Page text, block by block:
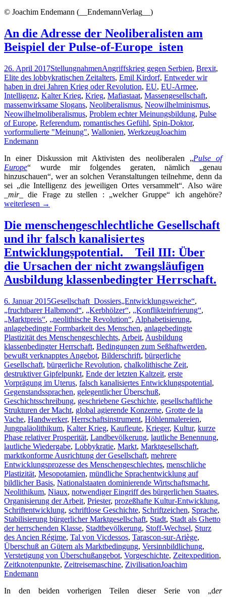
© Joachim Endemann (__EndemannVerlag__)
An die Adresse der Neoliberalisten am
Beispiel der Pulse-of-Europe_isten
26. April 2017StellungnahmenAngriffskrieg gegen Serbien, Brexit,
Elite des lobbykratischen Zeitalters, Emil Kirdorf, Entweder wir
haben in drei Jahren Krieg oder Revolution, EU, EU-Armee,
Intelligenz, Kalter Krieg, Krieg, Mafiastaat, Massengesellschaft,
massenwirksame Slogans, Neoliberalismus, Neowilhelminismus,
Neowilhelmoliberalismus, Problem echter Meinungsbildung, Pulse
of Europe, Referendum, romantisches Gefühl, Spin-Doktor,
vorformulierte "Meinung", Wallonien, WerkzeugJoachim
Endemann
In einer Diskussion mit Aktivisten des neoliberalen „Pulse of
Europe“ wurde mir folgendes geraten, nämlich „genau
hinzuschauen“, wer an solchen Veranstaltungen teilnehme, denn da
sei „die Intelligenz des jeweiligen Ortes versammelt“. Also wäre
mir_ die Frage zu stellen : „welcher Gruppe“ ich angehöre?
weiterlesen →
Die menschengeschlechtliche Gesellschaft
und ihr falsch kanalisiertes
Entwicklungspotential. _ Teil III: Über
die Ursachen der nicht zwangsläufigen
Ausbildung klassenbedingter Herrschaft.
6. Januar 2015Gesellschaft_Dossiers„Entwicklungsweiche“,
„fruchtbarer Halbmond“, „Kerbhölzer“, „Konflikteinfrierung“,
„Marktpreis“, „neolithische Revolution“, Alphabetisierung,
anlagebedingte Formbarkeit des Menschen, anlagebedingte
Plastizität des Menschengeschlechts, Arbeit, Ausbildung
klassenbedingter Herrschaft, Bedingungen zum Seßhaftwerden,
bewußt verknapptes Angebot, Bilderschrift, bürgerliche
Gesellschaft, bürgerliche Revolution, chalkolithische Zeit,
destruktiver Gipfelpunkt, Ende der letzten Kaltzeit, erste
Vorprägung im Uterus, falsch kanalisiertes Entwicklungspotential,
Gegenstandssprachen, gelegentlicher Überschuß,
Geschichtsschreibung, geschriebene Geschichte, gesellschaftliche
Strukturen der Macht, global agierende Konzerne, Grotte de la
Vache, Handwerker, Herrschaftsinstrument, Höhlenmalereien,
Jungpaläolithikum, Kalter Krieg, Kaufleute, Krieger, Kultur, kurze
Phase relativer Prosperität, Landbevölkerung, lautliche Benennung,
lautliche Wiedergabe, Lobbykratie, Markt, Marktgesellschaft,
marktkonforme Ausrichtung der Gesellschaft, mehrere
Entwicklungsprozesse des Menschengeschlechtes, menschliche
Plastizität, Mesopotamien, mündliche Sprachentwicklung auf
bildlicher Basis, Nationalstaaten dominierende Wirtschaftsmacht,
Neolithikum, Niaux, notwendiger Eingriff des bürgerlichen Staates,
Organisierung der Arbeit, Priester, prozeßhafte Kultur-Entwicklung,
Schriftentwicklung, schriftlose Geschichte, Schriftzeichen, Sprache,
Stabilisierung bürgerlicher Marktgesellschaft, Stadt, Stadt als Ghetto
der herrschenden Klasse, Stadtbevölkerung, Stoff-Wechsel, Sturz
des Ancien Régime, Tal von Vicdessos, Tarascon-sur-Ariège,
Überschuß an Gütern als Marktbedingung, Versinnbildlichung,
Verstetigung von Überschußangebot, Vorgeschichte, Zeitexpedition,
Zeitknotenpunkte, Zeitreisemaschine, ZivilisationJoachim
Endemann
In den beiden vorherigen Teilen dieser Serie von „der